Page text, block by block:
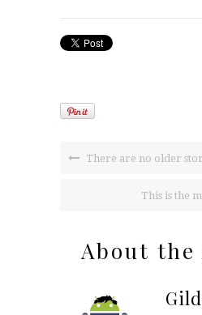
There are no older
This is the
About the